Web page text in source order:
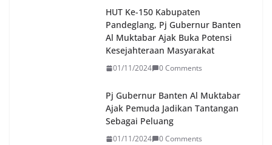
HUT Ke-150 Kabupaten
Pandeglang, Pj Gubernur Banten
Al Muktabar Ajak Buka Potensi
Kesejahteraan Masyarakat
01/11/2024 0 Comments
Pj Gubernur Banten Al Muktabar
Ajak Pemuda Jadikan Tantangan
Sebagai Peluang
01/11/2024 0 Comments